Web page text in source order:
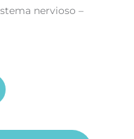
nervioso –